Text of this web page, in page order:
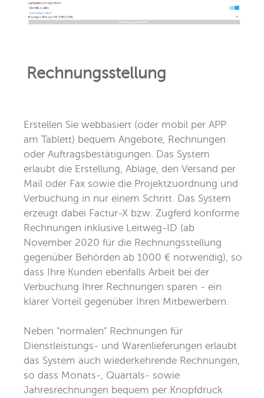
Rechnungsstellung
Erstellen Sie webbasiert (oder mobil per APP
am Tablett) bequem Angebote, Rechnungen
oder Auftragsbestätigungen. Das System
erlaubt die Erstellung, Ablage, den Versand per
Mail oder Fax sowie die Projektzuordnung und
Verbuchung in nur einem Schritt. Das System
erzeugt dabei Factur-X bzw. Zugferd konforme
Rechnungen inklusive Leitweg-ID (ab
November 2020 für die Rechnungsstellung
gegenüber Behörden ab 1000 € notwendig), so
dass Ihre Kunden ebenfalls Arbeit bei der
Verbuchung Ihrer Rechnungen sparen - ein
klarer Vorteil gegenüber Ihren Mitbewerbern.
Neben "normalen" Rechnungen für
Dienstleistungs- und Warenlieferungen erlaubt
das System auch wiederkehrende Rechnungen,
so dass Monats-, Quartals- sowie
Jahresrechnungen bequem per Knopfdruck